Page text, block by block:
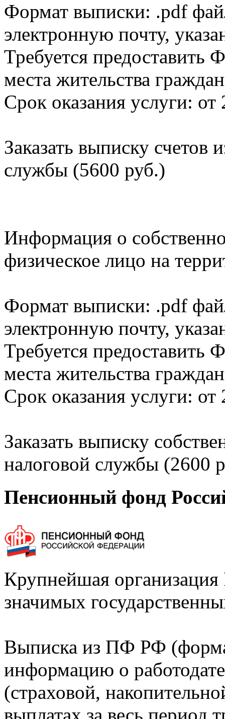
Формат выписки: .pdf
электронную почту,
Требуется
места жительства
Срок оказания услуги: от
Заказать выписку счетов
службы (5600 руб.)
Информация о
физическое лицо на
Формат выписки: .pdf
электронную почту,
Требуется
места жительства
Срок оказания услуги: от
Заказать выписку
налоговой службы (2600
Пенсионный фонд
Крупнейшая
значимых
Выписка из ПФ РФ
информацию о
(страховой,
выплатах за весь период